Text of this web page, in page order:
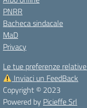
PNRR
Bacheca sindacale
MaD
Privacy
Le tue preferenze
Inviaci un FeedBack
Copyright © 2023
Powered by Picieffe Srl